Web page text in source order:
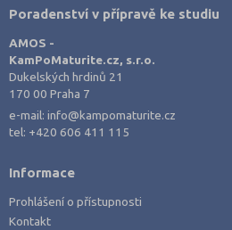
Poradenství v přípravě ke studiu
AMOS -
KamPoMaturite.cz, s.r.o.
Dukelských hrdinů 21
170 00 Praha 7
e-mail:info@kampomaturite.cz
tel: +420 606 411 115
Informace
Prohlášení o přístupnosti
Kontakt